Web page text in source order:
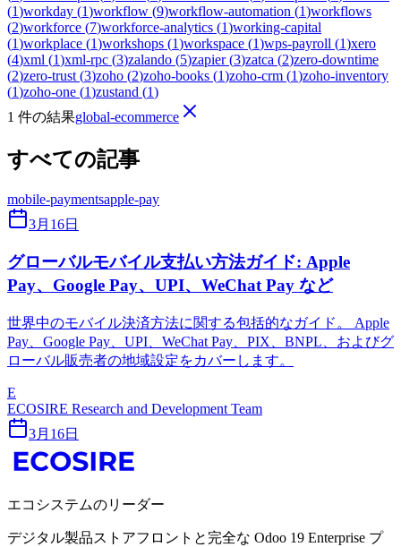
(1)workday (1)workflow (9)workflow-automation (1)workflows
(2)workforce (7)workforce-analytics (1)working-capital
(1)workplace (1)workshops (1)workspace (1)wps-payroll (1)xero
(4)xml (1)xml-rpc (3)zalando (5)zapier(3)zatca (2)zero-downtime
(2)zero-trust (3)zoho (2)zoho-books (1)zoho-crm (1)zoho-inventory
(1)zoho-one (1)zustand (1)
1 件の結果global-ecommerce
すべての記事
mobile-paymentsapple-pay
3月16日
グローバルモバイル支払い方法ガイド: Apple
Pay、Google Pay、UPI、WeChat Pay など
世界中のモバイル決済方法に関する包括的なガイド。 Apple
Pay、Google Pay、UPI、WeChat Pay、PIX、BNPL、およびグ
ローバル販売者の地域設定をカバーします。
E
ECOSIRE Research and Development Team
3月16日
エコシステムのリーダー
デジタル製品ストアフロントと完全な Odoo 19 Enterprise プ